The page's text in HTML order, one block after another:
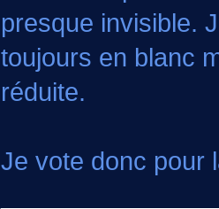
presque invisible.
toujours en blanc
réduite.
Je vote donc pour